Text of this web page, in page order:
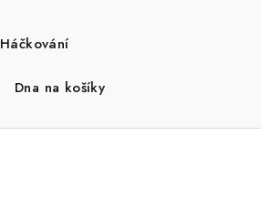
Háčkování
Dna na košíky